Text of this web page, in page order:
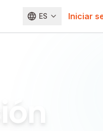
ES Iniciar